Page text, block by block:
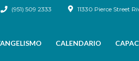
11330 Pierce Street
(951) 509 2333
CALENDARIO